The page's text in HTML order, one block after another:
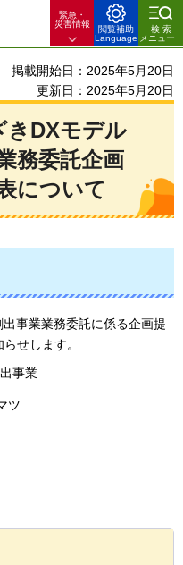
緊急・
災害情報
閲覧補助
Language
検索
メニュー
掲載開始日：2025年5月20日
更新日：2025年5月20日
きDXモデル
務委託企画
について
事業業務委託に係る企画提
せします。
事業
ツ